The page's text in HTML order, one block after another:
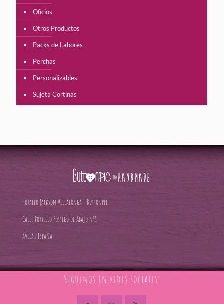
Oficios
Otros Productos
Packs de Labores
Perchas
Personalizables
Sujeta Cortinas
Horacio Jackson Villalonga - Buttonpic.
Calle Portillo Postigo de Abajo nº1
Ávila | España
Siguenos en redes sociales: